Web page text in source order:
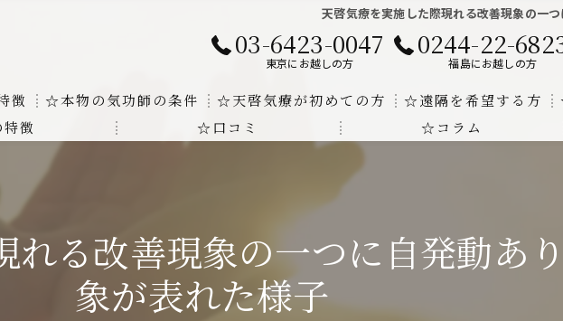
天啓気療を実施した際現れる改善現象の一
03-6423-0047
東京にお越しの方
0244-22-
福島にお越しの方
徴
する回答
書籍
優るサイ能力の凄さ
天啓気療の違い
☆本物の気功師の条件
クンダリニーの上昇でチャクラの覚醒
☆天啓気療が初めての方 ☆遠隔を希望する方
徴
奇跡的な寛解
☆口コミ ☆コラム
れる改善現象の一つに自発動あ
象が表れた様子